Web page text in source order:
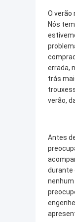
O verão
Nós
errada,
trás
verão,
Antes
durante